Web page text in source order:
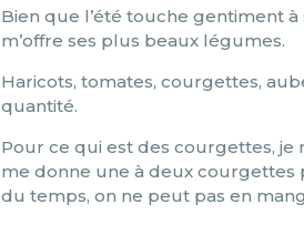
Bien que l’été touche gentiment
m’offre ses plus beaux légumes.
Haricots, tomates, courgettes,
quantité.
Pour ce qui est des courgettes, je
me donne une à deux courgettes
du temps, on ne peut pas en